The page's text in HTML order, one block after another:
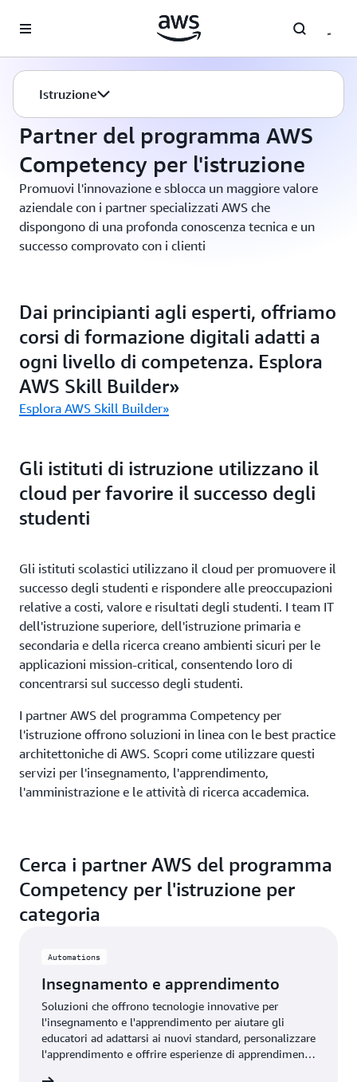
Istruzione
Partner del programma AWS Competency per l'istruzione
Partner del programma AWS
Competency per l'istruzione
Promuovi l'innovazione e sblocca un maggiore valore
aziendale con i partner specializzati AWS che
dispongono di una profonda conoscenza tecnica e un
successo comprovato con i clienti
Dai principianti agli esperti, offriamo
corsi di formazione digitali adatti a
ogni livello di competenza. Esplora
AWS Skill Builder»
Esplora AWS Skill Builder»
Gli istituti di istruzione utilizzano il
cloud per favorire il successo degli
studenti
Gli istituti scolastici utilizzano il cloud per promuovere il
successo degli studenti e rispondere alle preoccupazioni
relative a costi, valore e risultati degli studenti. I team IT
dell'istruzione superiore, dell'istruzione primaria e
secondaria e della ricerca creano ambienti sicuri per le
applicazioni mission-critical, consentendo loro di
concentrarsi sul successo degli studenti.
I partner AWS del programma Competency per
l'istruzione offrono soluzioni in linea con le best practice
architettoniche di AWS. Scopri come utilizzare questi
servizi per l'insegnamento, l'apprendimento,
l'amministrazione e le attività di ricerca accademica.
Cerca i partner AWS del programma
Competency per l'istruzione per
categoria
Automations
Insegnamento e apprendimento
Soluzioni che offrono tecnologie innovative per
l'insegnamento e l'apprendimento per aiutare gli
educatori ad adattarsi ai nuovi standard, personalizzare
l'apprendimento e offrire esperienze di apprendimento